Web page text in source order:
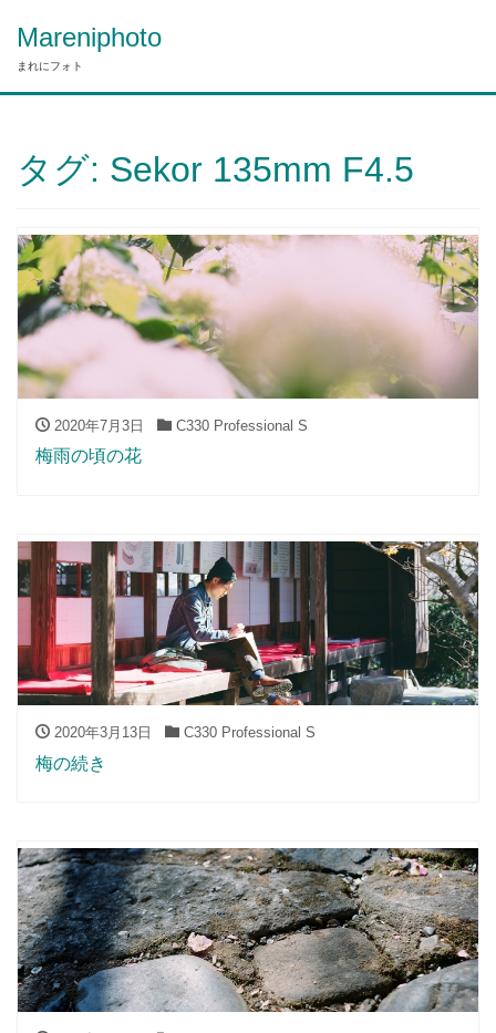
Mareniphoto
まれにフォト
タグ: Sekor 135mm F4.5
2020年7月3日 C330 Professional S
梅雨の頃の花
2020年3月13日 C330 Professional S
梅の続き